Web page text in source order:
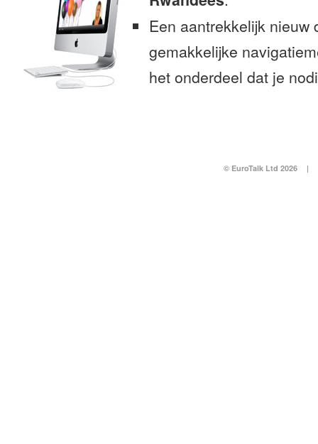
Een aantrekkelijk nieuw
gemakkelijke
het onderdeel dat je
© EuroTalk Ltd 2026 |